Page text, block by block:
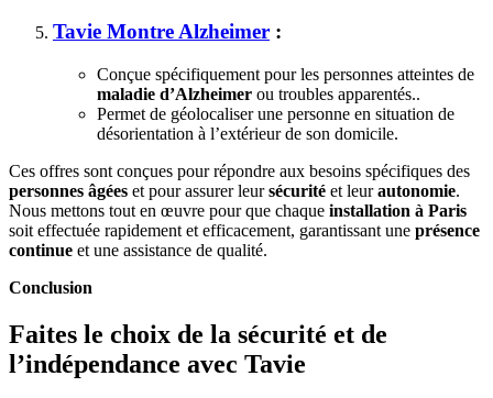
Tavie Montre Alzheimer :
Conçue spécifiquement pour les personnes atteintes de
maladie d’Alzheimer ou troubles apparentés..
Permet de géolocaliser une personne en situation de
désorientation à l’extérieur de son domicile.
Ces offres sont conçues pour répondre aux besoins spécifiques des
personnes âgées et pour assurer leursécurité et leurautonomie.
Nous mettons tout en œuvre pour que chaque installation à Paris
soit effectuée rapidement et efficacement, garantissant une présence
continue et une assistance de qualité.
Conclusion
Faites le choix de la sécurité et de
l’indépendance avec Tavie